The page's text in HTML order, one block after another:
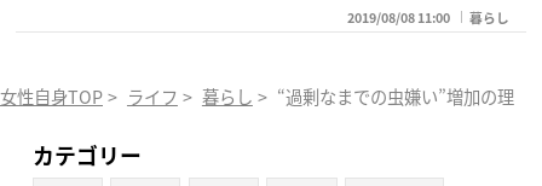
2019/08/08 11:00 暮らし
女性自身TOP > ライフ > 暮らし > “過剰なまでの虫嫌い”増加の理
カテゴリー